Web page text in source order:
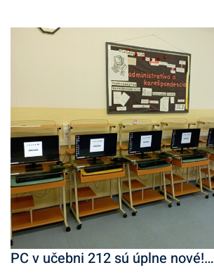
PC v učebni 212 sú úplne nové!…